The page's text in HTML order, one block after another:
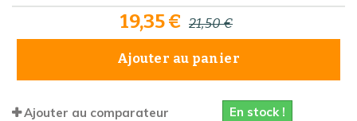
19,35 € 21,50 €
Ajouter au panier
Ajouter au comparateur En stock !